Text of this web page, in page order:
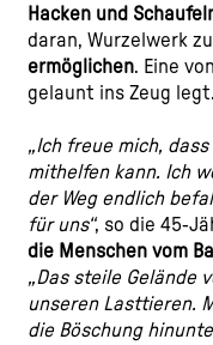
Hacken und
daran, Wurzelwerk
ermöglichen. Eine
gelaunt ins Zeug legt.
„Ich freue mich,
mithelfen kann. Ich
der Weg endlich
für uns“, so die 45-
die Menschen vom
„Das steile Gelände
unseren Lasttieren.
die Böschung